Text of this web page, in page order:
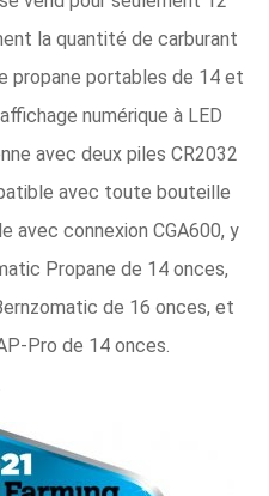
la quantité de carburant
propane portables de 14 et
numérique à LED
avec deux piles CR2032
avec toute bouteille
avec connexion CGA600, y
Propane de 14 onces,
de 16 onces, et
Pro de 14 onces.